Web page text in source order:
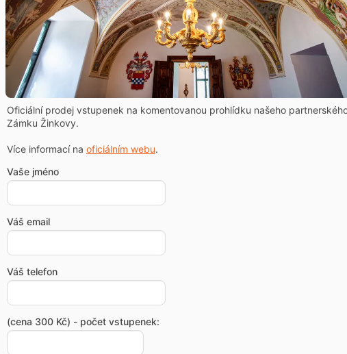
Oficiální prodej vstupenek na komentovanou prohlídku našeho
Zámku Žinkovy.
Více informací na oficiálním webu.
Vaše jméno
Váš email
Váš telefon
(cena 300 Kč) - počet vstupenek: